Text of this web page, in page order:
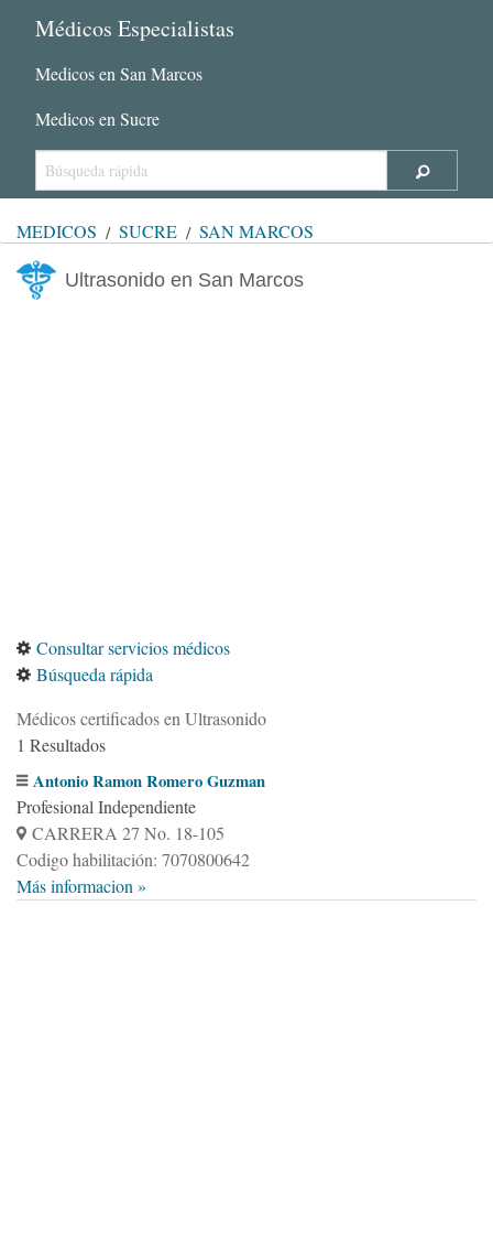
Médicos Especialistas
Medicos en San Marcos
Medicos en Sucre
MÉDICOS SUCRE SAN MARCOS
Ultrasonido en San Marcos
Consultar servicios médicos
Búsqueda rápida
Médicos certificados en Ultrasonido
1 Resultados
Antonio Ramon Romero Guzman
Profesional Independiente
CARRERA 27 No. 18-105
Codigo habilitación: 7070800642
Más informacion »